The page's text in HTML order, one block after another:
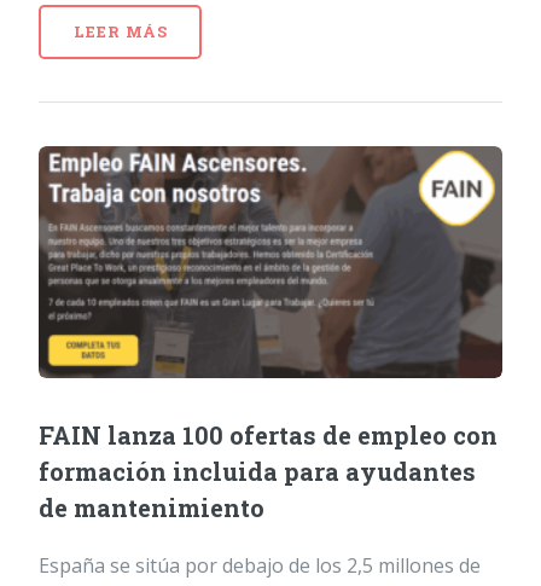
LEER MÁS
FAIN lanza 100 ofertas de empleo con
formación incluida para ayudantes
de mantenimiento
España se sitúa por debajo de los 2,5 millones de